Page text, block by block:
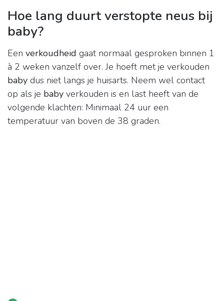
Hoe lang duurt verstopte neus bij
baby?
Een verkoudheid gaat normaal gesproken binnen 1
à 2 weken vanzelf over. Je hoeft met je verkouden
baby dus niet langs je huisarts. Neem wel contact
op als je baby verkouden is en last heeft van de
volgende klachten: Minimaal 24 uur een
temperatuur van boven de 38 graden.